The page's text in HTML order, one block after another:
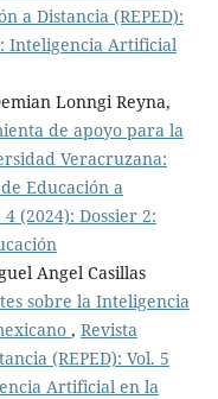
a Distancia (REPED):
Inteligencia Artificial
Lonngi Reyna,
de apoyo para la
Veracruzana:
Educación a
(2024): Dossier 2:
Angel Casillas
sobre la Inteligencia
, Revista
(REPED): Vol. 5
Artificial en la